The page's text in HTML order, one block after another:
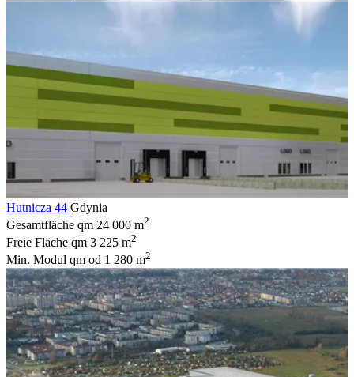
Hutnicza 44 Gdynia
Gesamtfläche qm 24 000 m2
Freie Fläche qm 3 225 m2
Min. Modul qm od 1 280 m2